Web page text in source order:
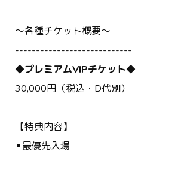
～各種チケット概要～
----------------------------
◆プレミアムVIPチケット◆
30,000円（税込・D代別）
【特典内容】
▪最優先入場